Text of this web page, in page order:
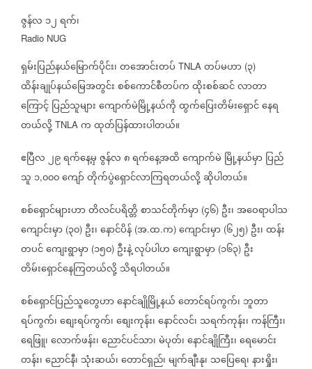
ဇွန်လ ၁၂ရက်၊
Radio NUG
ရှမ်းပြည်နယ်မြောက်ပိုင်း၊တအောင်းတပ် TNLA တပ်မဟာ (၃)
ထိန်းချုပ်နယ်မြေအတွင်းစစ်ကောင်စီတပ်ကထိုးစစ်ဆင်လာတာ
ကြောင့်ပြည်သူများကျောက်မဲမြို့နယ်ကိုထွက်ပြေးတိမ်းရှောင်နေရ
တယ်လို့ TNLA ကထုတ်ပြန်ထားပါတယ်။
ဧပြီလ၂၉ရက်နေ့မှဇွန်လ၈ရက်နေ့အထိကျောက်မဲ မြို့နယ်မှာပြည်
သူ ၁,၀၀၀ကျော်တိုက်ပွဲရှောင်လာကြရတယ်လို့ဆိုပါတယ်။
စစ်ရှောင်များဟာတိလင်ပရိတ္တိစာသင်တိုက်မှာ (၄၆) ဦး၊အဝေရာပါသ
ကျောင်းမှာ (၃၀) ဦး၊နောင်ပိန် (အ.ထ.က) ကျောင်းမှာ (၆၂၅) ဦး၊ထန်း
တပင်ကျေးရွာမှာ (၁၅၀) ဦးနဲ့လုပ်ပါဟကျေးရွာမှာ (၁၆၃) ဦး
တိမ်းရှောင်နေကြတယ်လို့သိရပါတယ်။
စစ်ရှောင်ပြည်သူတွေဟာနောင်ချိုမြို့နယ်တောင်ရပ်ကွက်၊ ဘူတာ
ရပ်ကွက်၊စျေးရပ်ကွက်၊စျေးကုန်း၊နောင်လင်၊ သရက်ကုန်း၊ကန်ကြီး၊
ရေဖြူ၊လောက်ဖန်း၊ညောင်ပင်သာ၊မဲပုတ်၊နောင်ချိုကြီး၊ရေမောင်း
တန်း၊ညောင်နီ၊ သုံးဆယ်၊တောင်ရှည်၊မျက်ချီးနု၊ သပြေရေ၊နားရှိုး၊